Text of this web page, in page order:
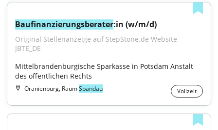
Baufinanzierungsberater:in (w/m/d)
Original Stellenanzeige auf StepStone.de Website
JBTE_DE
Mittelbrandenburgische Sparkasse in Potsdam Anstalt
des öffentlichen Rechts
Oranienburg, RaumSpandau Vollzeit